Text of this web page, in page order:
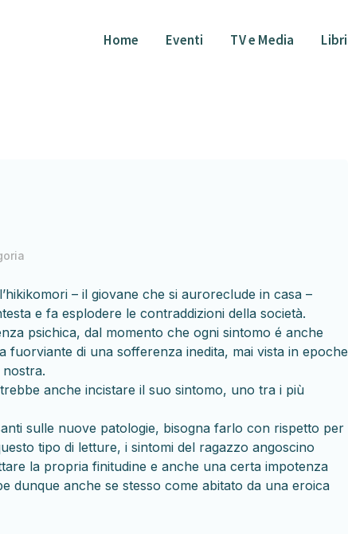
Home Eventi TV e Media Libri
– il giovane che si auroreclude in casa –
e fa esplodere le contraddizioni della società.
psichica, dal momento che ogni sintomo é anche
fuorviante di una sofferenza inedita, mai vista in epoche
anche incistare il suo sintomo, uno tra i più
sulle nuove patologie, bisogna farlo con rispetto per
tipo di letture, i sintomi del ragazzo angoscino
la propria finitudine e anche una certa impotenza
dunque anche se stesso come abitato da una eroica